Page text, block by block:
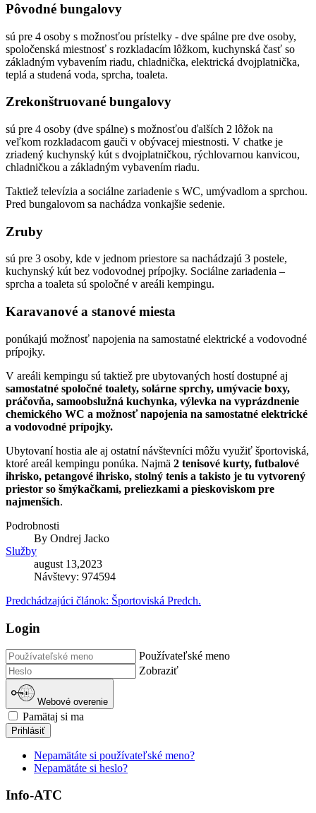
Pôvodné bungalovy
sú pre 4 osoby s možnosťou prístelky - dve spálne pre dve osoby,
spoločenská miestnosť s rozkladacím lôžkom, kuchynská časť so
základným vybavením riadu, chladnička, elektrická dvojplatnička,
teplá a studená voda, sprcha, toaleta.
Zrekonštruované bungalovy
sú pre 4 osoby (dve spálne) s možnosťou ďalších 2 lôžok na
veľkom rozkladacom gauči v obývacej miestnosti. V chatke je
zriadený kuchynský kút s dvojplatničkou, rýchlovarnou kanvicou,
chladničkou a základným vybavením riadu.
Taktiež televízia a sociálne zariadenie s WC, umývadlom a sprchou.
Pred bungalovom sa nachádza vonkajšie sedenie.
Zruby
sú pre 3 osoby, kde v jednom priestore sa nachádzajú 3 postele,
kuchynský kút bez vodovodnej prípojky. Sociálne zariadenia –
sprcha a toaleta sú spoločné v areáli kempingu.
Karavanové a stanové miesta
ponúkajú možnosť napojenia na samostatné elektrické a vodovodné
prípojky.
V areáli kempingu sú taktiež pre ubytovaných hostí dostupné aj
samostatné spoločné toalety, solárne sprchy, umývacie boxy,
práčovňa, samoobslužná kuchynka, výlevka na vyprázdnenie
chemického WC a možnosť napojenia na samostatné elektrické
a vodovodné prípojky.
Ubytovaní hostia ale aj ostatní návštevníci môžu využiť športoviská,
ktoré areál kempingu ponúka. Najmä 2 tenisové kurty, futbalové
ihrisko, petangové ihrisko, stolný tenis a takisto je tu vytvorený
priestor so šmýkačkami, preliezkami a pieskoviskom pre
najmenších.
Podrobnosti
By Ondrej Jacko
Služby
august 13,2023
Návštevy: 974594
Predchádzajúci článok: Športoviská Predch.
Login
Používateľské meno
Zobraziť
Webové overenie
Pamätaj si ma
Prihlásiť
Nepamätáte si používateľské meno?
Nepamätáte si heslo?
Info-ATC